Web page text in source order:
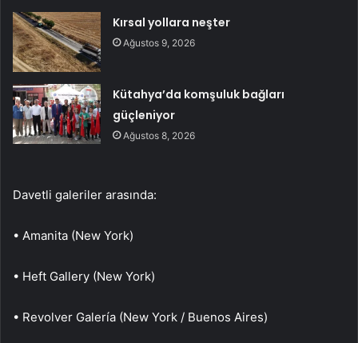
Kırsal yollara neşter
Ağustos 9, 2026
Kütahya’da komşuluk bağları
güçleniyor
Ağustos 8, 2026
Davetli galeriler arasında:
• Amanita (New York)
• Heft Gallery (New York)
• Revolver Galería (New York / Buenos Aires)